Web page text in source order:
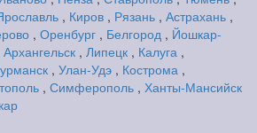
, Киров , Рязань , Астрахань ,
, Оренбург , Белгород , Йошкар-
Архангельск , Липецк , Калуга ,
, Улан-Удэ , Кострома ,
, Симферополь , Ханты-Мансийск